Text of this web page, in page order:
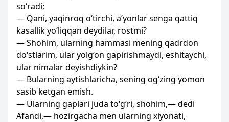
so‘radi;
— Qani, yaqinroq o‘tirchi, a’yonlar senga qattiq
kasallik yo‘liqqan deydilar, rostmi?
— Shohim, ularning hammasi mening qadrdon
do‘stlarim, ular yolg‘on gapirishmaydi, eshitaychi,
ular nimalar deyishdiykin?
— Bularning aytishlaricha, sening og‘zing yomon
sasib ketgan emish.
— Ularning gaplari juda to‘g‘ri, shohim,— dedi
Afandi,— hozirgacha men ularning xiyonati,